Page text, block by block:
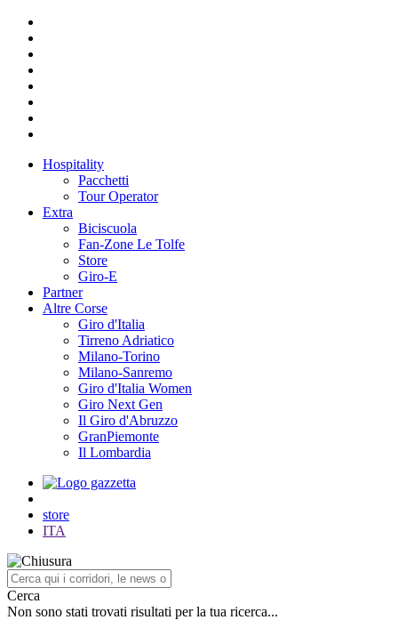
Hospitality
Pacchetti
Tour Operator
Extra
Biciscuola
Fan-Zone Le Tolfe
Store
Giro-E
Partner
Altre Corse
Giro d'Italia
Tirreno Adriatico
Milano-Torino
Milano-Sanremo
Giro d'Italia Women
Giro Next Gen
Il Giro d'Abruzzo
GranPiemonte
Il Lombardia
store
ITA
Cerca
Non sono stati trovati risultati per la tua ricerca...